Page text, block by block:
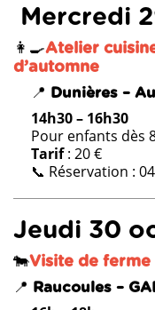
Mercredi
👩‍🍳Atelier
d’automne
📍 Dunières –
14h30 – 16h30
Pour enfants dès
Tarif: 20 €
📞 Réservation :
Jeudi 30
🐄Visite de
📍 Raucoules –